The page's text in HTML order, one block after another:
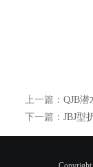
上一篇： QJB
下一篇： JBJ型